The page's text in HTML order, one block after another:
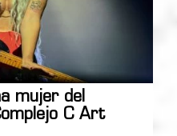
mujer del
C Art